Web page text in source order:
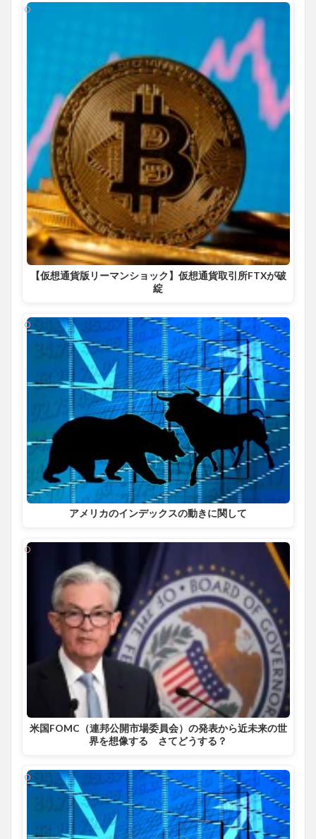
【仮想通貨版リーマンショック】仮想通貨取引所FTXが破
綻
アメリカのインデックスの動きに関して
米国FOMC（連邦公開市場委員会）の発表から近未来の世
界を想像する さてどうする？